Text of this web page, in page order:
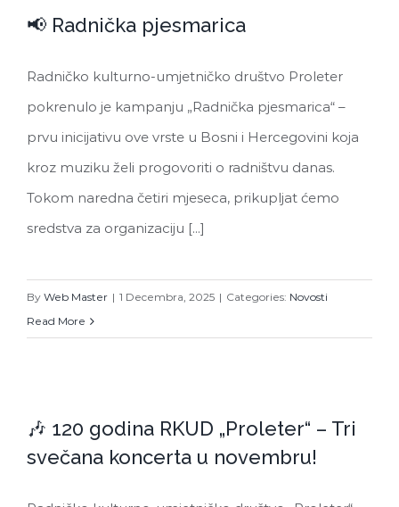
📢 Radnička pjesmarica
📢 Radnička pjesmarica
Radničko kulturno-umjetničko društvo Proleter
pokrenulo je kampanju „Radnička pjesmarica“ –
prvu inicijativu ove vrste u Bosni i Hercegovini koja
kroz muziku želi progovoriti o radništvu danas.
Tokom naredna četiri mjeseca, prikupljat ćemo
sredstva za organizaciju [...]
By Web Master | 1 Decembra, 2025 | Categories: Novosti
Read More
svečana koncerta u novembru!
🎶 120 godina RKUD „Proleter“ – Tri
svečana koncerta u novembru!